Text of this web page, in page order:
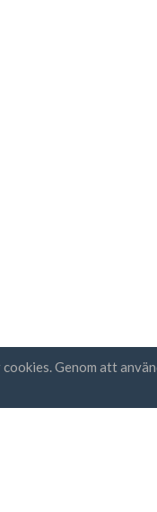
Genom att